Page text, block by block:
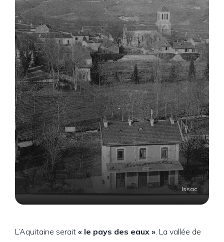
Issac
L’Aquitaine serait « le pays des eaux ». La vallée de